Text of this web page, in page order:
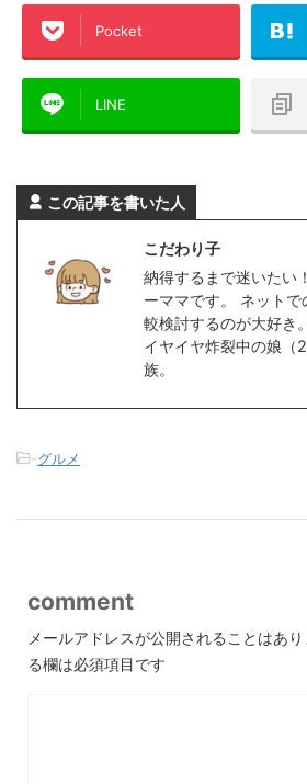
Pocket
LINE
この記事を書いた人
こだわり子
納得するまで迷いたい
ーママです。 ネット
較検討するのが大好き
イヤイヤ炸裂中の娘（
族。
-グルメ
comment
メールアドレスが公開されることはあり
る欄は必須項目です